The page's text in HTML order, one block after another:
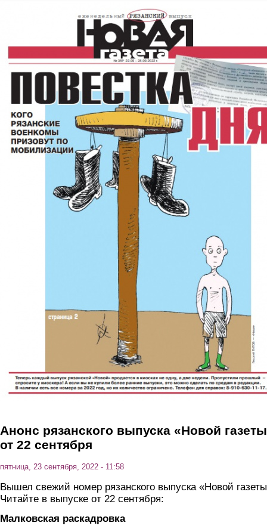
Анонс рязанского выпуска «Новой
от 22 сентября
пятница, 23 сентября, 2022 - 11:58
Вышел свежий номер рязанского выпуска «Новой
Читайте в выпуске от 22 сентября:
Малковская раскадровка